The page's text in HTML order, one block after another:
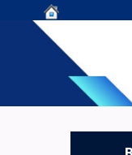
Centro de
OLADE -